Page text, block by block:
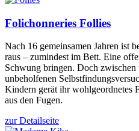
Folichonneries Follies
Nach 16 gemeinsamen Jahren ist
raus – zumindest im Bett. Eine
Schwung bringen. Doch zwischen
unbeholfenen
Kindern gerät ihr wohlgeordnetes
aus den Fugen.
zur Detailseite